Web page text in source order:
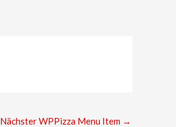
Nächster WPPizza Menu Item →